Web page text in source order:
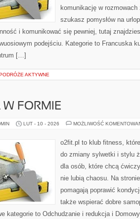
komunikację w
szukasz pomysłów na
i komunikować się pewniej, tutaj
podejściu. Kategorie to Francuska
[…]
AKTYWNE
W FORMIE
LUT - 10 - 2026 MOŻLIWOŚĆ
o2fit.pl to klub fitness,
do zmiany sylwetki i stylu
dla osób, które chcą
nie lubią chaosu. Na
pomagają poprawić
także wspierać dobre
kategorie to Odchudzanie i redukcja i